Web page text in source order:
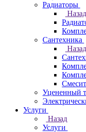
Радиаторы
Назад
Сантехника
Назад
Уцененный
Услуги
Назад
Услуги